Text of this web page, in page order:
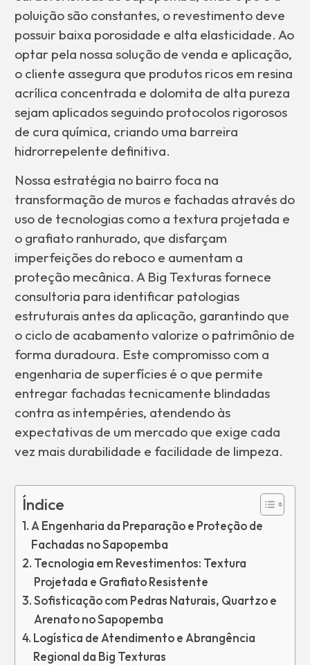
poluição são constantes, o revestimento deve
possuir baixa porosidade e alta elasticidade. Ao
optar pela nossa solução de venda e aplicação,
o cliente assegura que produtos ricos em resina
acrílica concentrada e dolomita de alta pureza
sejam aplicados seguindo protocolos rigorosos
de cura química, criando uma barreira
hidrorrepelente definitiva.
Nossa estratégia no bairro foca na
transformação de muros e fachadas através do
uso de tecnologias como a textura projetada e
o grafiato ranhurado, que disfarçam
imperfeições do reboco e aumentam a
proteção mecânica. A Big Texturas fornece
consultoria para identificar patologias
estruturais antes da aplicação, garantindo que
o ciclo de acabamento valorize o patrimônio de
forma duradoura. Este compromisso com a
engenharia de superfícies é o que permite
entregar fachadas tecnicamente blindadas
contra as intempéries, atendendo às
expectativas de um mercado que exige cada
vez mais durabilidade e facilidade de limpeza.
Índice
A Engenharia da Preparação e Proteção de
Fachadas no Sapopemba
Tecnologia em Revestimentos: Textura
Projetada e Grafiato Resistente
Sofisticação com Pedras Naturais, Quartzo e
Arenato no Sapopemba
Logística de Atendimento e Abrangência
Regional da Big Texturas